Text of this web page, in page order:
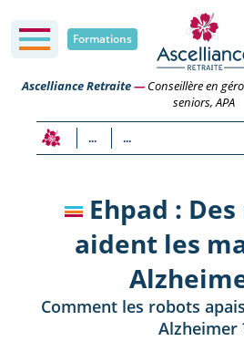
Formations
Ascelliance Retraite—Conseillère en
seniors, APA
... ...
Ehpad :
aident les
Comment les robots
Alzheimer